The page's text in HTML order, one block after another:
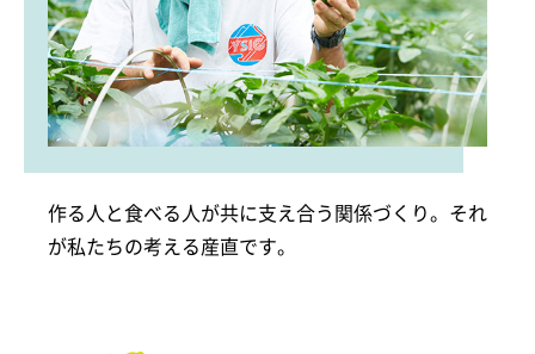
作る人と食べる人が共に支え合う関係づくり。それ
が私たちの考える産直です。